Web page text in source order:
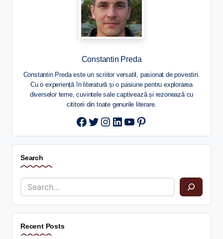
Constantin Preda
Constantin Preda este un scriitor versatil, pasionat de povestiri.
Cu o experiență în literatură și o pasiune pentru explorarea
diverselor teme, cuvintele sale captivează și rezonează cu
cititorii din toate genurile literare.
Twitter
Instagram
LinkedIn
YouTube
Pinterest
Search
Recent Posts